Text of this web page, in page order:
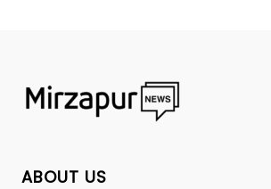
ABOUT US